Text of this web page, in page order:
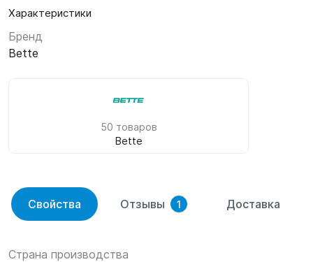
Характеристики
Бренд
Bette
50 товаров
Bette
Свойства Отзывы 1 Доставка
Страна производства